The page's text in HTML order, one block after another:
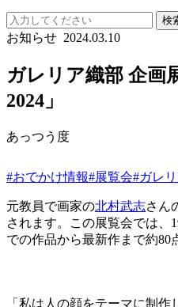
検
お知らせ 2024.03.10
ガレリア織部 企画
2024」
あっつう度
#おでかけ情報#展覧会#ガレ
元教員で画家の北村武志さん
されます。この展覧会では、
での作品から最新作まで約80
「私は人の顔をテーマに制